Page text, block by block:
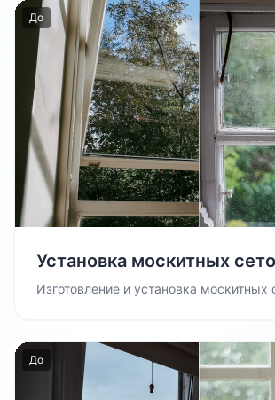
До
Установка москитных
Изготовление и установка москитных
До